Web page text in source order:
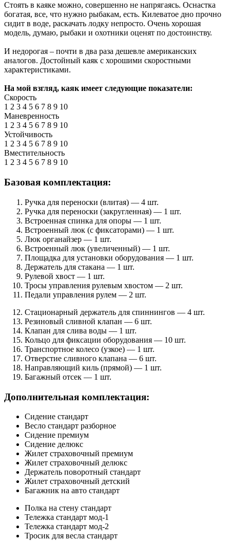
Стоять в каяке можно, совершенно не напрягаясь. Оснастка
богатая, все, что нужно рыбакам, есть. Килеватое дно прочно
сидит в воде, раскачать лодку непросто. Очень хорошая
модель, думаю, рыбаки и охотники оценят по достоинству.
И недорогая – почти в два раза дешевле американских
аналогов. Достойный каяк с хорошими скоростными
характеристиками.
На мой взгляд, каяк имеет следующие показатели:
Скорость
1 2 3 4 5 6 7 8 9 10
Маневренность
1 2 3 4 5 6 7 8 9 10
Устойчивость
1 2 3 4 5 6 7 8 9 10
Вместительность
1 2 3 4 5 6 7 8 9 10
Базовая комплектация:
Ручка для переноски (влитая) — 4 шт.
Ручка для переноски (закругленная) — 1 шт.
Встроенная спинка для опоры — 1 шт.
Встроенный люк (с фиксаторами) — 1 шт.
Люк органайзер — 1 шт.
Встроенный люк (увеличенный) — 1 шт.
Площадка для установки оборудования — 1 шт.
Держатель для стакана — 1 шт.
Рулевой хвост — 1 шт.
Тросы управления рулевым хвостом — 2 шт.
Педали управления рулем — 2 шт.
Стационарный держатель для спиннингов — 4 шт.
Резиновый сливной клапан — 6 шт.
Клапан для слива воды — 1 шт.
Кольцо для фиксации оборудования — 10 шт.
Транспортное колесо (узкое) — 1 шт.
Отверстие сливного клапана — 6 шт.
Направляющий киль (прямой) — 1 шт.
Багажный отсек — 1 шт.
Дополнительная комплектация:
Сидение стандарт
Весло стандарт разборное
Сидение премиум
Сидение делюкс
Жилет страховочный премиум
Жилет страховочный делюкс
Держатель поворотный стандарт
Жилет страховочный детский
Багажник на авто стандарт
Полка на стену стандарт
Тележка стандарт мод-1
Тележка стандарт мод-2
Тросик для весла стандарт